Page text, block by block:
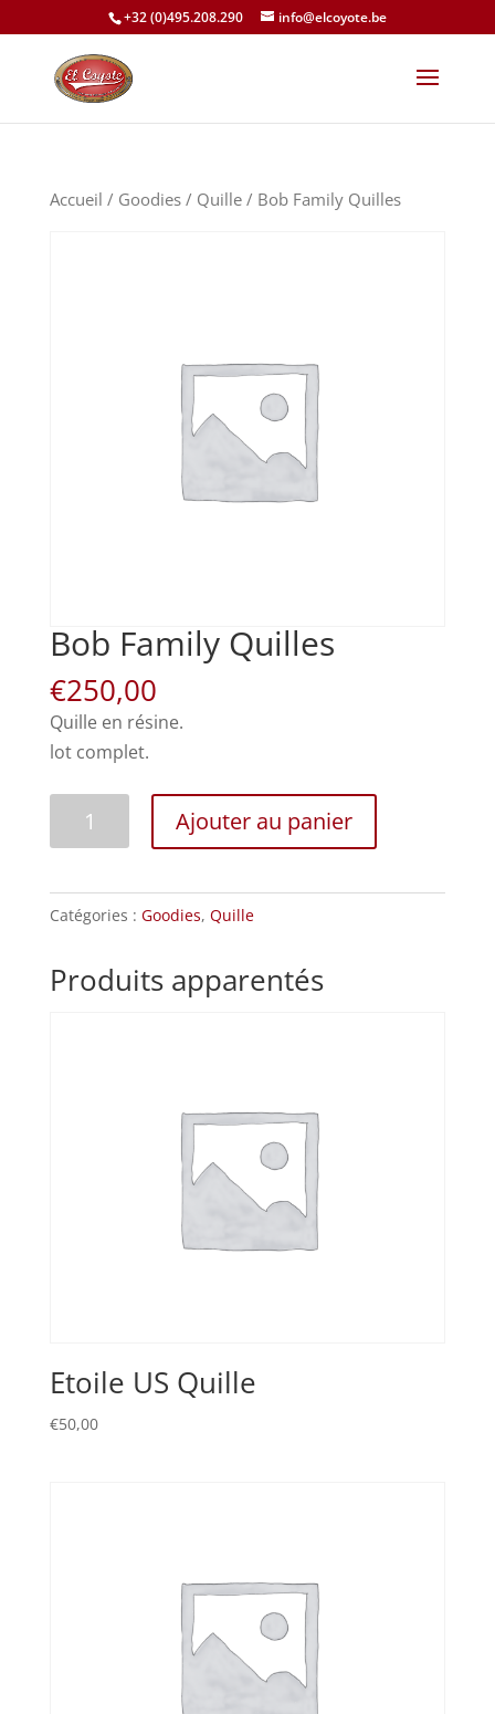
+32 (0)495.208.290 info@elcoyote.be
Accueil / Goodies/ Quille/ Bob Family Quilles
Bob Family Quilles
€250,00
Quille en résine.
lot complet.
Family
Quilles
Ajouter au panier
Catégories : Goodies, Quille
Produits apparentés
Etoile US Quille
€50,00